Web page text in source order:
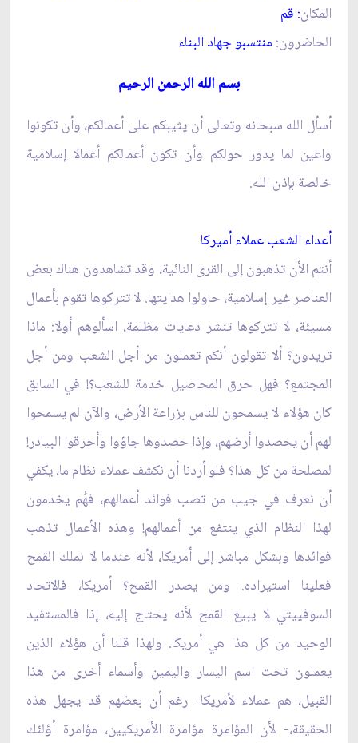
المكان: قم‏
الحاضرون: منتسبو جهاد البناء
بسم الله الرحمن الرحيم‏
أسأل الله سبحانه وتعالى أن يثيبكم على أعمالكم، وأن تكونوا
واعين لما يدور حولكم وأن تكون أعمالكم أعمالا إسلامية
خالصة بإذن الله.
أعداء الشعب عملاء أميركا
أنتم الأن تذهبون إلى القرى النائية، وقد تشاهدون هناك بعض
العناصر غير إسلامية، حاولوا هدايتها. لا تتركوها تقوم بأعمال
مسيئة، لا تتركوها تنشر دعايات مظلمة، اسألوهم أولا: ماذا
تريدون؟ ألا تقولون أنكم تعملون من أجل الشعب ومن أجل
المجتمع؟ فهل حرق المحاصيل خدمة للشعب؟! في السابق
كان هؤلاء لا يسمحون للناس بزراعة الأرض، والآن لم يسمحوا
لهم أن يحصدوا أرضهم، وإذا حصدوها جاؤوا وأحرقوا البيادر!
لمصلحة من كل هذا؟ فلو أردنا أن نكشف عملاء نظام ما، يكفي
أن نعرف في جيب من تصب فوائد أعمالهم، فهُم يخدمون
لهذا النظام الذي ينتفع من أعمالهم! وهذه الأعمال تذهب
فوائدها وبشكل مباشر إلى أمريكا، لأنه عندما لا نملك القمح
فعلينا استيراده. ومن يصدر القمح؟ أمريكا، فالاتحاد
السوفييتي لا يبيع القمح لأنه يحتاج إليه، إذا فالمستفيد
الوحيد من كل هذا هي أمريكا. ولهذا قلنا أن هؤلاء الذين
يعملون تحت اسم اليسار واليمين وأسماء أخرى من هذا
القبيل، هم عملاء لأمريكا- رغم أن بعضهم قد يجهل هذه
الحقيقة،- لأن المؤامرة مؤامرة الأمريكيين، مؤامرة أؤلئك